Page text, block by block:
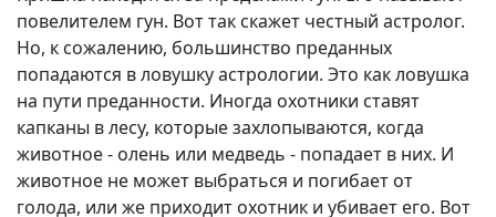
повелителем гун. Вот так скажет честный астролог.
Но, к сожалению, большинство преданных
попадаются в ловушку астрологии. Это как ловушка
на пути преданности. Иногда охотники ставят
капканы в лесу, которые захлопываются, когда
животное - олень или медведь - попадает в них. И
животное не может выбраться и погибает от
голода, или же приходит охотник и убивает его. Вот